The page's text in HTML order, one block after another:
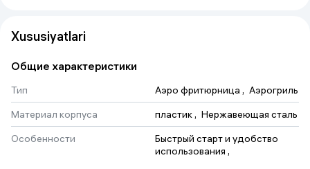
Xususiyatlari
Общие характеристики
Тип Аэро фритюрница , Аэрогриль
Материал корпуса
пластик , Нержавеющая сталь
Особенности
Быстрый старт и удобство
использования ,